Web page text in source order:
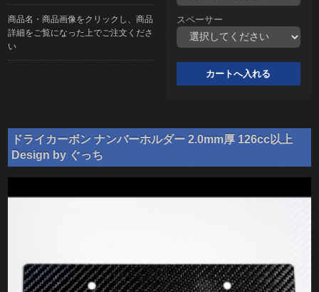
商品名・商品画像をクリックし、商品
詳細をご覧になった上でご注文くださ
い
スペーサー
ドライカーボン ナンバーホルダー 2.0mm厚 126cc以上
Design by ぐっち